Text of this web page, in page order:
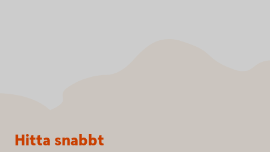
Sidfot
Hitta snabbt